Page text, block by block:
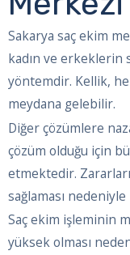
Sakarya saç ekim
kadın ve erkeklerin
yöntemdir. Kellik,
meydana gelebilir.
Diğer çözümlere
çözüm olduğu için
etmektedir.
sağlaması
Saç ekim işleminin
yüksek olması